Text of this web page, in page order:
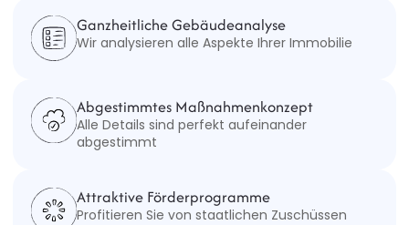
Ganzheitliche Gebäudeanalyse
Wir analysieren alle Aspekte Ihrer Immobilie
Abgestimmtes Maßnahmenkonzept
Alle Details sind perfekt aufeinander
abgestimmt
Attraktive Förderprogramme
Profitieren Sie von staatlichen Zuschüssen